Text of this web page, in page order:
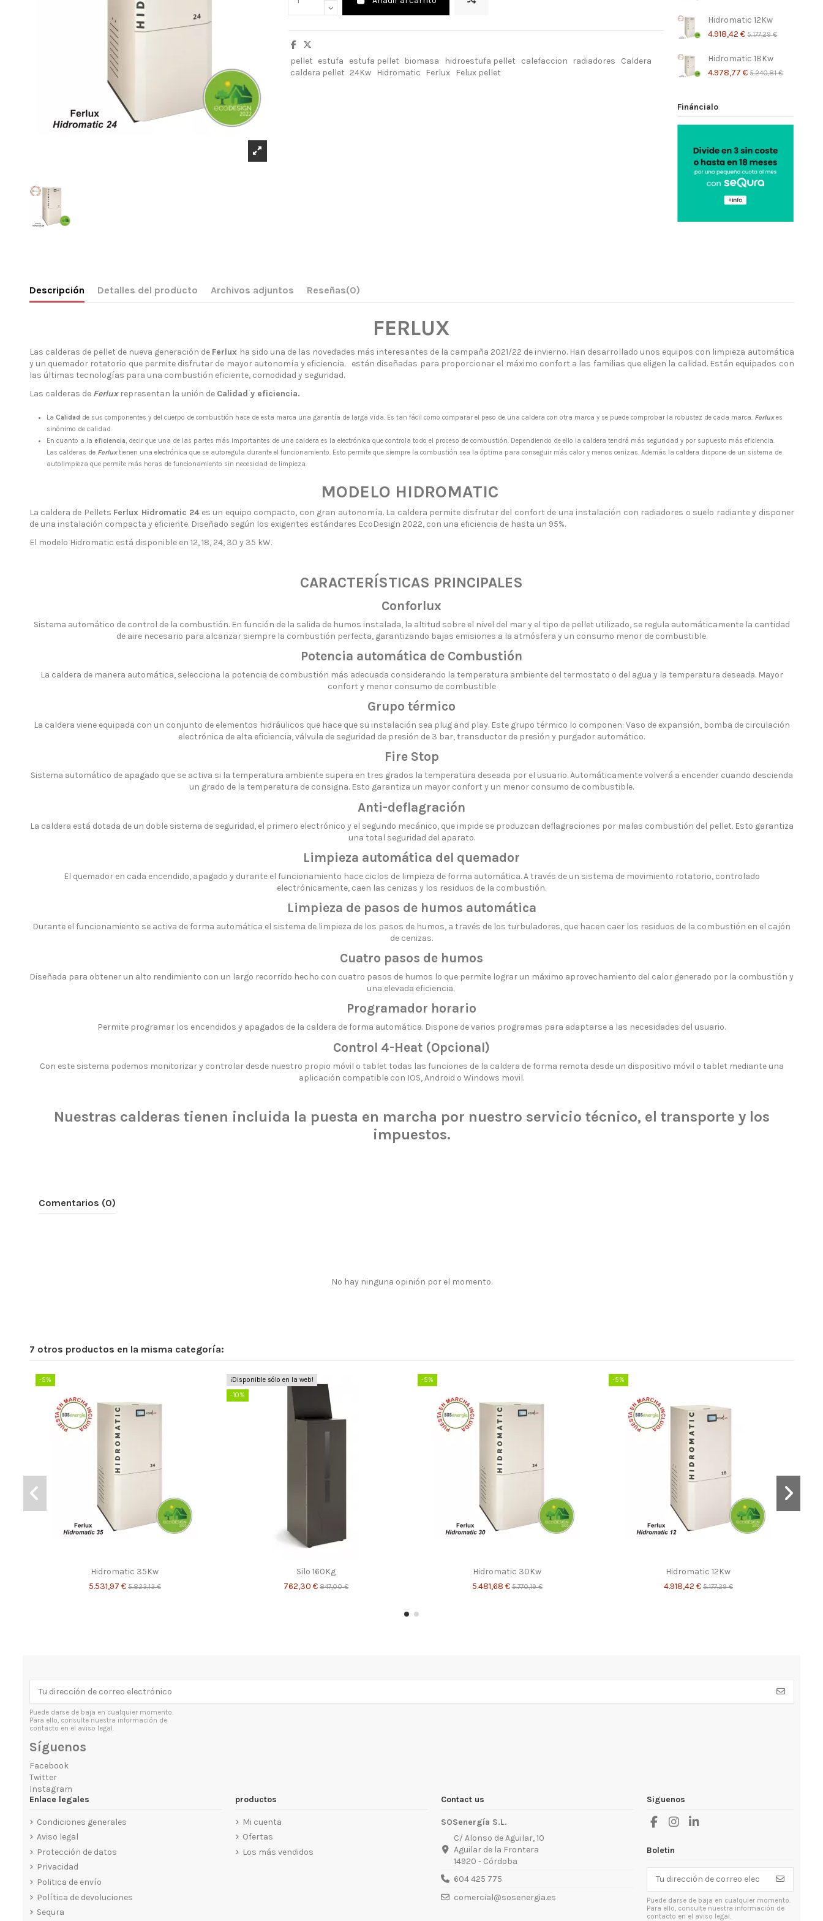
pellet estufa estufa pellet biomasa hidroestufa pellet calefaccion radiadores
Caldera
caldera pellet 24Kw Hidromatic Ferlux Felux pellet
Hidromatic 12Kw
4.918,42 € 5.177,29 €
Hidromatic 18Kw
4.978,77 € 5.240,81 €
Fináncialo
Descripción Detalles del producto Archivos adjuntos Reseñas(0)
FERLUX
Las calderas de pellet de nueva generación de Ferlux ha sido una de las novedades más interesantes de la campaña 2021/22 de invierno. Han desarrollado unos equipos con limpieza automática
y un quemador rotatorio que permite disfrutar de mayor autonomía y eficiencia. están diseñadas para proporcionar el máximo confort a las familias que eligen la calidad. Están equipados con
las últimas tecnologías para una combustión eficiente, comodidad y seguridad.
Las calderas de Ferluxrepresentan la unión de Calidad y eficiencia.
La Calidad de sus componentes y del cuerpo de combustión hace de esta marca una garantía de larga vida. Es tan fácil como comparar el peso de una caldera con otra marca y se puede comprobar la robustez de cada marca. Ferluxes
sinónimo de calidad.
En cuanto a la eficiencia , decir que una de las partes más importantes de una caldera es la electrónica que controla todo el proceso de combustión. Dependiendo de ello la caldera tendrá más seguridad y por supuesto más eficiencia.
Las calderas de Ferluxtienen una electrónica que se autoregula durante el funcionamiento. Esto permite que siempre la combustión sea la óptima para conseguir más calor y menos cenizas. Además la caldera dispone de un sistema de
autolimpieza que permite más horas de funcionamiento sin necesidad de limpieza.
MODELO HIDROMATIC
La caldera de Pellets Ferlux Hidromatic 24es un equipo compacto, con gran autonomía. La caldera permite disfrutar del confort de una instalación con radiadores o suelo radiante y disponer
de una instalación compacta y eficiente. Diseñado según los exigentes estándares EcoDesign 2022, con una eficiencia de hasta un 95%.
El modelo Hidromatic está disponible en 12, 18, 24, 30 y 35 kW.
CARACTERÍSTICAS PRINCIPALES
Conforlux
Sistema automático de control de la combustión. En función de la salida de humos instalada, la altitud sobre el nivel del mar y el tipo de pellet utilizado, se regula automáticamente la cantidad
de aire necesario para alcanzar siempre la combustión perfecta, garantizando bajas emisiones a la atmósfera y un consumo menor de combustible.
Potencia automática de Combustión
La caldera de manera automática, selecciona la potencia de combustión más adecuada considerando la temperatura ambiente del termostato o del agua y la temperatura deseada. Mayor
confort y menor consumo de combustible
Grupo térmico
La caldera viene equipada con un conjunto de elementos hidráulicos que hace que su instalación sea plug and play. Este grupo térmico lo componen: Vaso de expansión, bomba de circulación
electrónica de alta eficiencia, válvula de seguridad de presión de 3 bar, transductor de presión y purgador automático.
Fire Stop
Sistema automático de apagado que se activa si la temperatura ambiente supera en tres grados la temperatura deseada por el usuario. Automáticamente volverá a encender cuando descienda
un grado de la temperatura de consigna. Esto garantiza un mayor confort y un menor consumo de combustible.
Anti-deflagración
La caldera está dotada de un doble sistema de seguridad, el primero electrónico y el segundo mecánico, que impide se produzcan deflagraciones por malas combustión del pellet. Esto garantiza
una total seguridad del aparato.
Limpieza automática del quemador
El quemador en cada encendido, apagado y durante el funcionamiento hace ciclos de limpieza de forma automática. A través de un sistema de movimiento rotatorio, controlado
electrónicamente, caen las cenizas y los residuos de la combustión.
Limpieza de pasos de humos automática
Durante el funcionamiento se activa de forma automática el sistema de limpieza de los pasos de humos, a través de los turbuladores, que hacen caer los residuos de la combustión en el cajón
de cenizas.
Cuatro pasos de humos
Diseñada para obtener un alto rendimiento con un largo recorrido hecho con cuatro pasos de humos lo que permite lograr un máximo aprovechamiento del calor generado por la combustión y
una elevada eficiencia.
Programador horario
Permite programar los encendidos y apagados de la caldera de forma automática. Dispone de varios programas para adaptarse a las necesidades del usuario.
Control 4-Heat (Opcional)
Con este sistema podemos monitorizar y controlar desde nuestro propio móvil o tablet todas las funciones de la caldera de forma remota desde un dispositivo móvil o tablet mediante una
aplicación compatible con IOS, Android o Windows movil.
Nuestras calderas tienen incluida la puesta en marcha por nuestro servicio técnico, el transporte y los
impuestos.
Comentarios (0)
No hay ninguna opinión por el momento.
7 otros productos en la misma categoría:
-5%
Hidromatic 35Kw
5.531,97 € 5.823,13 €
¡Disponible sólo en la web!
-10%
Silo 160Kg
762,30 € 847,00 €
-5%
Hidromatic 30Kw
5.481,68 €5.770,19 €
-5%
Hidromatic 12Kw
4.918,42 € 5.177,29 €
2.334,54 €
2.620,41 €
4.978,77 €
Puede darse de baja en cualquier momento.
Para ello, consulte nuestra información de
contacto en el aviso legal.
Síguenos
Facebook
Twitter
Instagram
Enlace legales
Condiciones generales
Aviso legal
Protección de datos
Privacidad
Politica de envío
Política de devoluciones
Sequra
productos
Mi cuenta
Ofertas
Los más vendidos
Contact us
SOSenergía S.L.
C/ Alonso de Aguilar, 10
Aguilar de la Frontera
14920 - Córdoba
604 425 775
comercial@sosenergia.es
Siguenos
Boletin
Puede darse de baja en cualquier momento.
Para ello, consulte nuestra información de
contacto en el aviso legal.